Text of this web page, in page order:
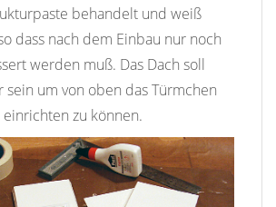
behandelt und weiß
dass nach dem Einbau nur noch
werden muß. Das Dach soll
sein um von oben das Türmchen
einrichten zu können.